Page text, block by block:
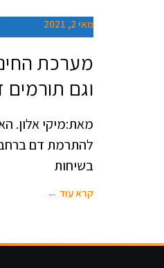
מאי 2, 2021
מערכת
וגם
מאת:מיקי אלון.
להתרמת דם
בשיחות
קרא עוד ←